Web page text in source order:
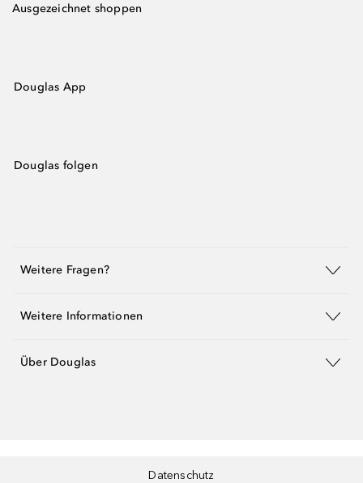
Ausgezeichnet shoppen
Douglas App
Douglas folgen
Weitere Fragen?
Weitere Informationen
Über Douglas
Datenschutz